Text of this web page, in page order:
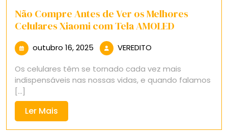
Não Compre Antes de Ver os Melhores
Celulares Xiaomi com Tela AMOLED
outubro 16, 2025 outubro
2025
VEREDITO
Os celulares têm se tornado cada vez mais
indispensáveis nas nossas vidas, e quando falamos
[...]
Ler Mais
Mais